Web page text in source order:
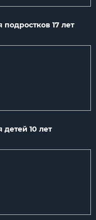
подростков 17 лет
детей 10 лет